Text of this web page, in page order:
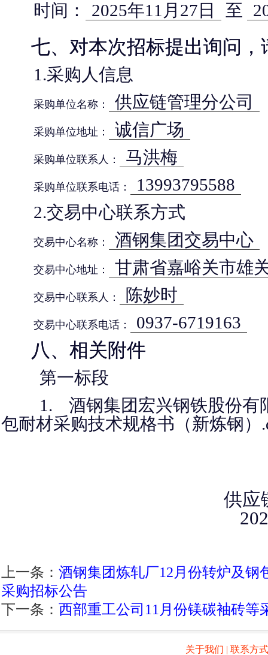
时间： 2025年11月27日 至
七、对本次招标提出询问
1.采购人信息
采购单位名称： 供应链管理分公司
采购单位地址： 诚信广场
采购单位联系人： 马洪梅
采购单位联系电话：
13993795588
2.交易中心联系方式
交易中心名称： 酒钢集团交易中心
交易中心地址： 甘肃省嘉峪关市雄
交易中心联系人： 陈妙时
交易中心联系电话： 0937-6719163
八、相关附件
第一标段
1.
酒钢集团宏兴钢铁股份有
包耐材采购技术规格书（新炼钢）
供应
上一条： 酒钢集团炼轧厂12月份转炉及钢
采购招标公告
下一条： 西部重工公司11月份镁碳袖砖等
关于我们 | 联系方式